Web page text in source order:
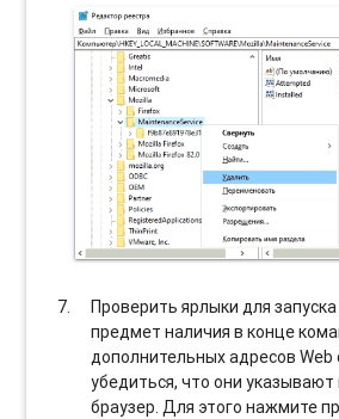
Проверить ярлыки для
предмет наличия в конце
дополнительных адресов Web
убедиться, что они
браузер. Для этого нажмите